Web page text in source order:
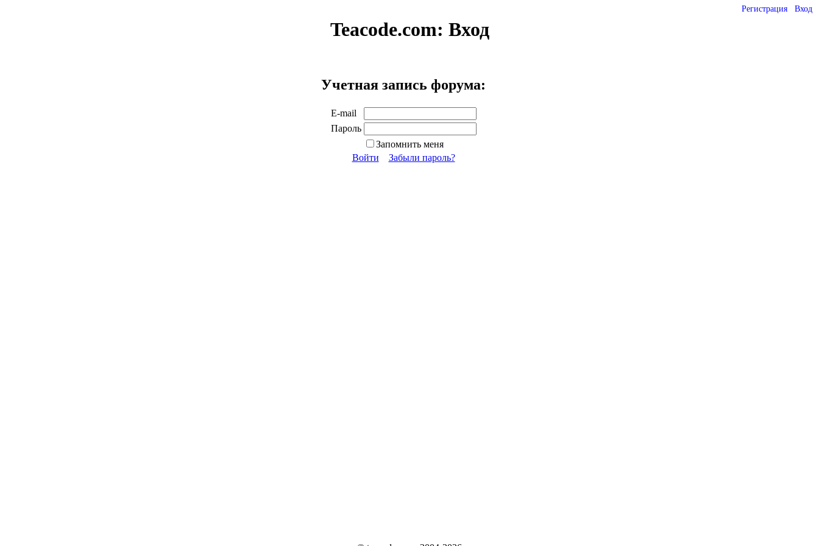
Регистрация Вход
Teacode.com: Вход
Учетная запись форума:
E-mail
Пароль
Запомнить меня
Войти
Забыли пароль?